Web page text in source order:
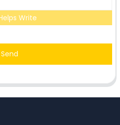
Write
Send